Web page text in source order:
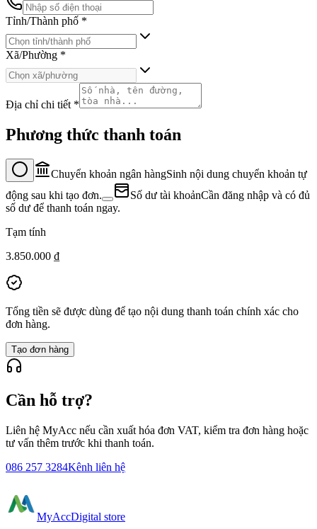
Tỉnh/Thành phố *
Xã/Phường *
Địa chỉ chi tiết *
Phương thức thanh toán
Chuyển khoản ngân hàngSinh nội dung chuyển khoản tự
động sau khi tạo đơn.
Số dư tài khoảnCần đăng nhập và có đủ
số dư để thanh toán ngay.
Tạm tính
3.850.000 ₫
Tổng tiền sẽ được dùng để tạo nội dung thanh toán chính xác cho
đơn hàng.
Tạo đơn hàng
Cần hỗ trợ?
Liên hệ MyAcc nếu cần xuất hóa đơn VAT, kiểm tra đơn hàng hoặc
tư vấn thêm trước khi thanh toán.
086 257 3284Kênh liên hệ
MyAccDigital store